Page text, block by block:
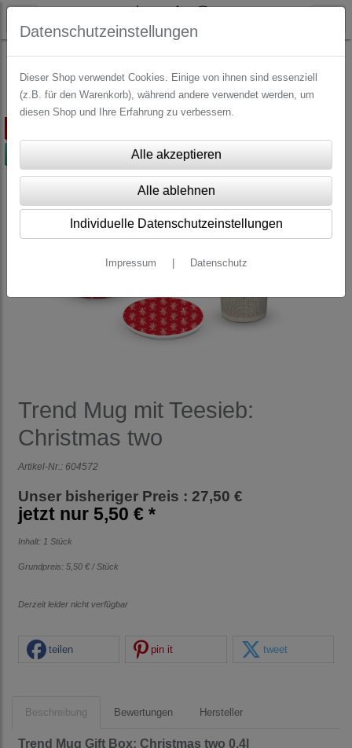
WEIHNACHTEN Tassen, Teller & Co. Weihnachten
Trend Mug mit Teesieb:
Christmas two
Artikel-Nr.: 604572
Unser bisheriger Preis : 27,50 €
jetzt nur 5,50 € *
Inhalt: 1 Stück
Grundpreis: 5,50 € / Stück
Derzeit leider nicht verfügbar
teilen pin it tweet
Beschreibung Bewertungen Hersteller
Trend Mug Gift Box: Christmas two 0,4l
Datenschutzeinstellungen
Dieser Shop verwendet Cookies. Einige von ihnen sind essenziell
(z.B. für den Warenkorb), während andere verwendet werden, um
diesen Shop und Ihre Erfahrung zu verbessern.
Individuelle Datenschutzeinstellungen
Impressum Datenschutz